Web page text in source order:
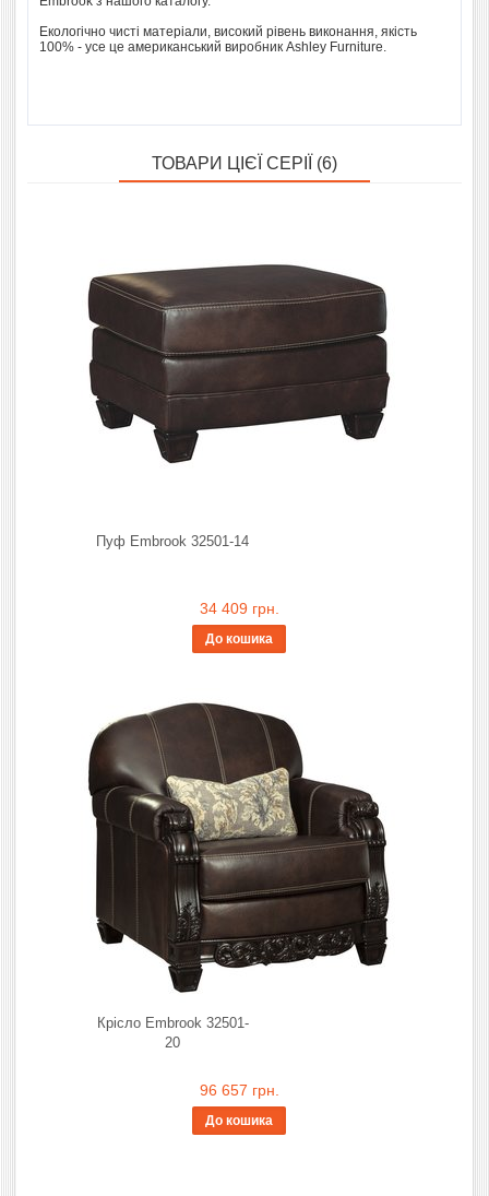
Екологічно чисті матеріали, високий рівень виконання, якість
100% - усе це американський виробник Ashley Furnіture.
ТОВАРИ ЦІЄЇ СЕРІЇ (6)
Пуф Embrook 32501-14
34 409 грн.
До кошика
Крісло Embrook 32501-
20
96 657 грн.
До кошика